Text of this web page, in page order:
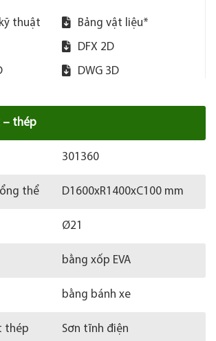
thuật Bảng vật liệu*
DFX 2D
DWG 3D
– thép
301360
thể D1600xR1400xC100 mm
Ø21
bằng xốp EVA
bằng bánh xe
thép Sơn tĩnh điện